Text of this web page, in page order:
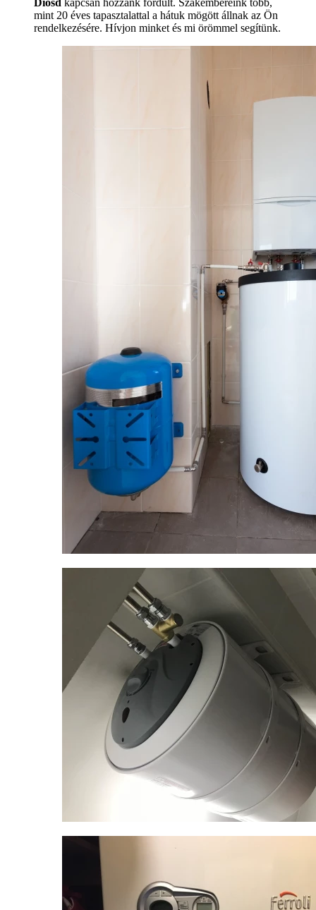
Diósd kapcsán hozzánk fordult. Szakembereink több,
mint 20 éves tapasztalattal a hátuk mögött állnak az Ön
rendelkezésére. Hívjon minket és mi örömmel segítünk.